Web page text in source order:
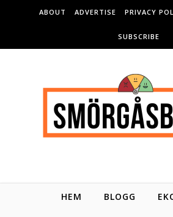
Skip to content
ABOUT ADVERTISE PRIVACY
SUBSCRIBE
HEM BLOGG